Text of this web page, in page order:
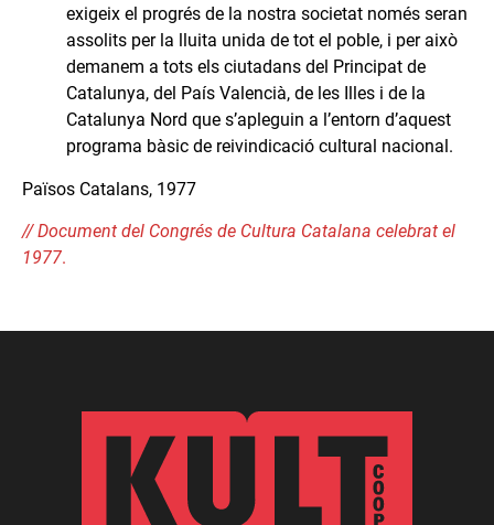
exigeix el progrés de la nostra societat només seran
assolits per la lluita unida de tot el poble, i per això
demanem a tots els ciutadans del Principat de
Catalunya, del País Valencià, de les Illes i de la
Catalunya Nord que s’apleguin a l’entorn d’aquest
programa bàsic de reivindicació cultural nacional.
Països Catalans, 1977
// Document del Congrés de Cultura Catalana celebrat el
1977.